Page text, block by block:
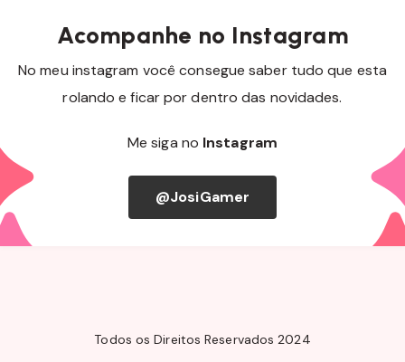
Acompanhe no Instagram
No meu instagram você consegue saber tudo que esta
rolando e ficar por dentro das novidades.
Me siga no Instagram
@JosiGamer
Todos os Direitos Reservados 2024